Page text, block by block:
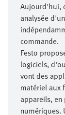
Aujourd'hui,
analysée
commande.
Festo
logiciels,
vont des
matériel aux
appareils, en
numériques.